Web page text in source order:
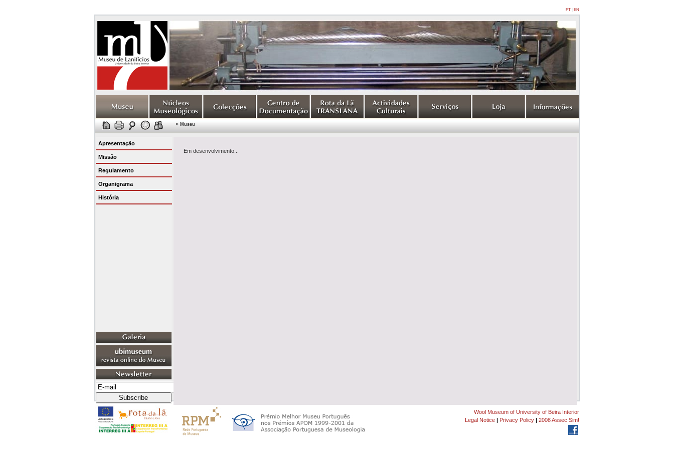
PT| EN
» Museu
Apresentação
Missão
Regulamento
Organigrama
História
Em desenvolvimento...
Wool Museum of University of Beira Interior
Legal Notice | Privacy Policy | 2008 Assec Sim!